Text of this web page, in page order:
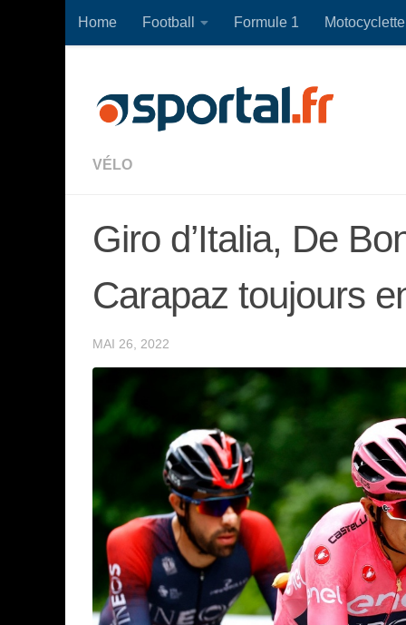
Skip to content
Home Football Formule 1 Motocyclette
VÉLO
Giro d’Italia, De
Carapaz toujours
MAI 26, 2022